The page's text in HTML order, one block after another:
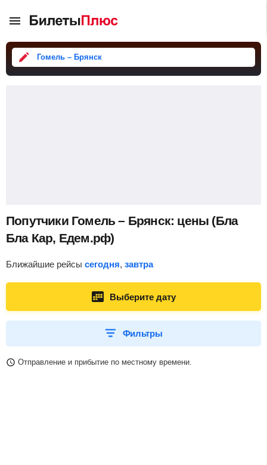
Гомель – Брянск
Попутчики Гомель – Брянск: цены (Бла
Бла Кар, Едем.рф)
Ближайшие рейсы сегодня, завтра
Выберите дату
Фильтры
Отправление и прибытие по местному времени.